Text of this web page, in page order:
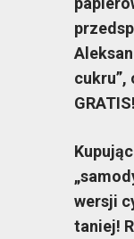
cukru”,
GRATIS!
wersji
taniej!